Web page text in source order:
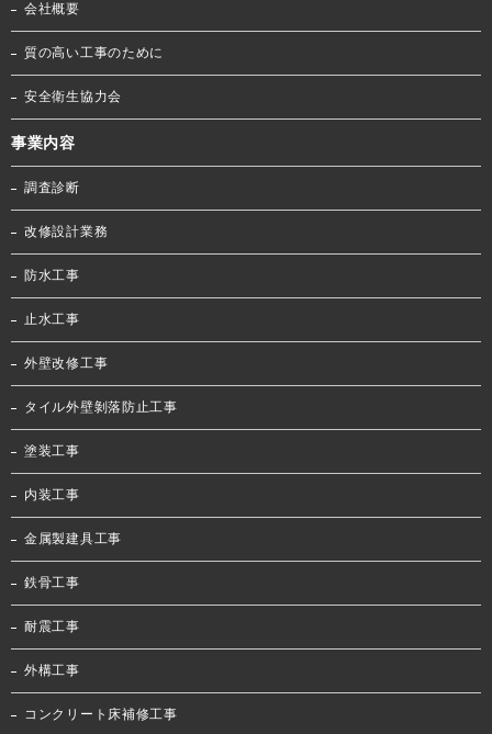
会社概要
質の高い工事のために
安全衛生協力会
事業内容
調査診断
改修設計業務
防水工事
止水工事
外壁改修工事
タイル外壁剝落防止工事
塗装工事
内装工事
金属製建具工事
鉄骨工事
耐震工事
外構工事
コンクリート床補修工事